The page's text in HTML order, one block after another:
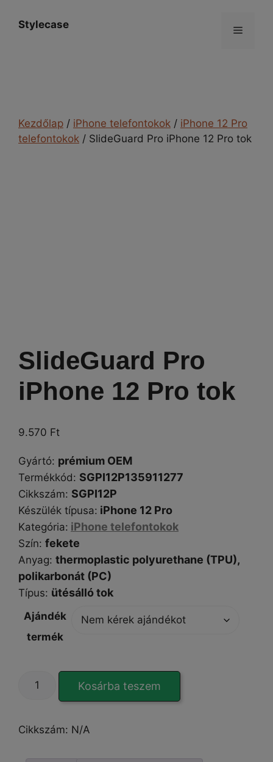
Stylecase Menü
Kezdőlap / iPhone telefontokok / iPhone 12 Pro
telefontokok / SlideGuard Pro iPhone 12 Pro tok
SlideGuard Pro
iPhone 12 Pro tok
9.570 Ft
Gyártó: prémium OEM
Termékkód: SGPI12P135911277
Cikkszám: SGPI12P
Készülék típusa: iPhone 12 Pro
Kategória: iPhone telefontokok
Szín: fekete
Anyag: thermoplastic polyurethane (TPU),
polikarbonát (PC)
Típus: ütésálló tok
Ajándék
termék
SlideGuard
12
Kosárba teszem
Cikkszám: N/A